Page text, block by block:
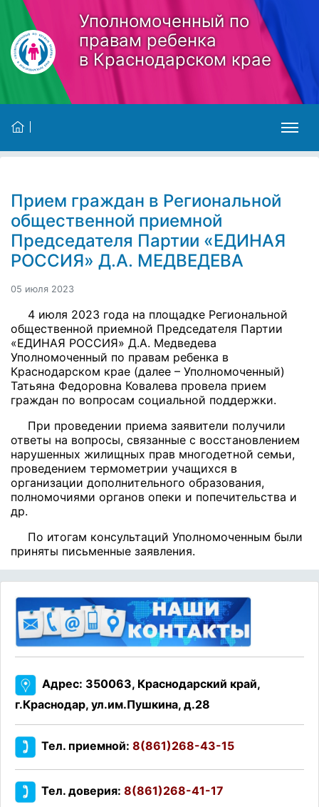
Skip to main content
Уполномоченный по
правам ребенка
в Краснодарском крае
Прием граждан в Региональной
общественной приемной
Председателя Партии «ЕДИНАЯ
РОССИЯ» Д.А. МЕДВЕДЕВА
05 июля 2023
4 июля 2023 года на площадке Региональной
общественной приемной Председателя Партии
«ЕДИНАЯ РОССИЯ» Д.А. Медведева
Уполномоченный по правам ребенка в
Краснодарском крае (далее – Уполномоченный)
Татьяна Федоровна Ковалева провела прием
граждан по вопросам социальной поддержки.
При проведении приема заявители получили
ответы на вопросы, связанные с восстановлением
нарушенных жилищных прав многодетной семьи,
проведением термометрии учащихся в
организации дополнительного образования,
полномочиями органов опеки и попечительства и
др.
По итогам консультаций Уполномоченным были
приняты письменные заявления.
Адрес: 350063, Краснодарский край,
г.Краснодар, ул.им.Пушкина, д.28
Тел. приемной: 8(861)268-43-15
Тел. доверия: 8(861)268-41-17